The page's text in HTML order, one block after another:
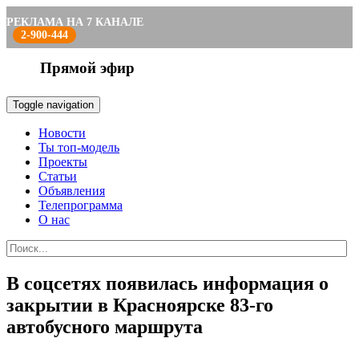
РЕКЛАМА НА 7 КАНАЛЕ
2-900-444
Прямой эфир
Toggle navigation
Новости
Ты топ-модель
Проекты
Статьи
Объявления
Телепрограмма
О нас
В соцсетях появилась информация о
закрытии в Красноярске 83-го
автобусного маршрута